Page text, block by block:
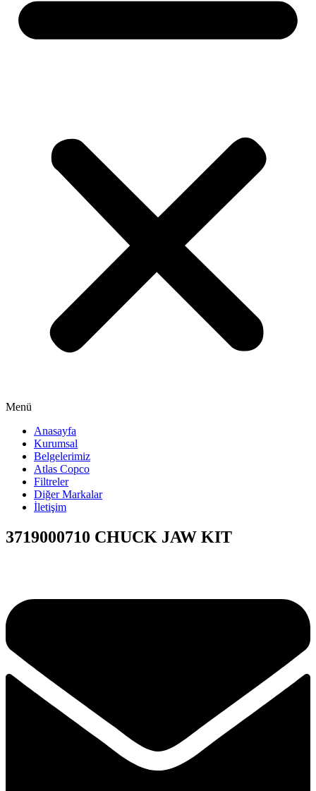
Menü
Anasayfa
Kurumsal
Belgelerimiz
Atlas Copco
Filtreler
Diğer Markalar
İletişim
3719000710 CHUCK JAW KIT